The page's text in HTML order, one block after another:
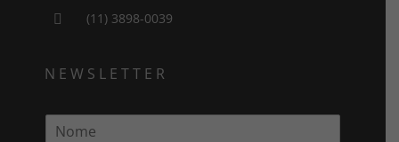
 (11) 3898-0039
NEWSLETTER